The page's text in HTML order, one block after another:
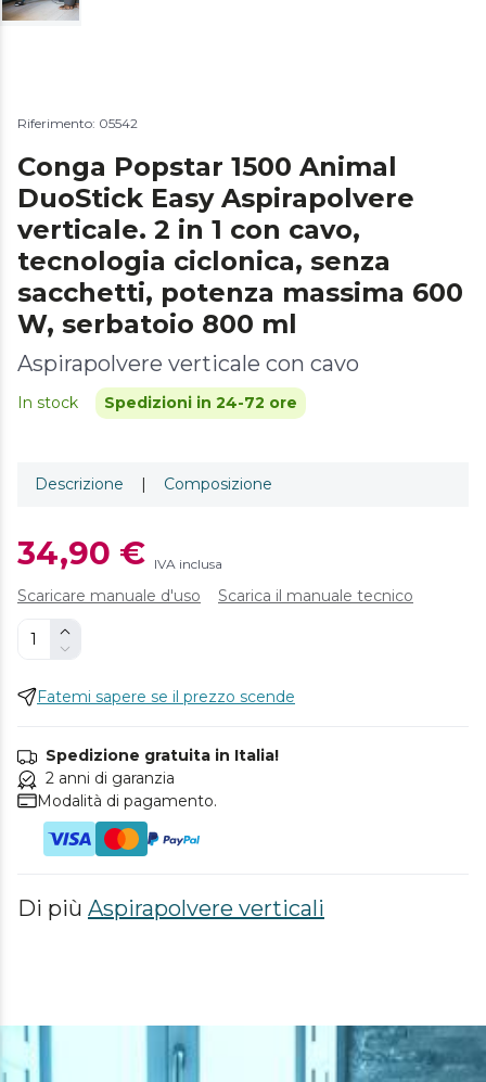
Riferimento: 05542
Conga Popstar 1500 Animal
DuoStick Easy Aspirapolvere
verticale. 2 in 1 con cavo,
tecnologia ciclonica, senza
sacchetti, potenza massima 600
W, serbatoio 800 ml
Aspirapolvere verticale con cavo
In stock Spedizioni in 24-72 ore
Descrizione | Composizione
34,90 € IVA inclusa
Scaricare manuale d'uso Scarica il manuale tecnico
Fatemi sapere se il prezzo scende
Spedizione gratuita in Italia!
2 anni di garanzia
Modalità di pagamento.
Di più Aspirapolvere verticali